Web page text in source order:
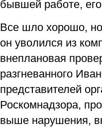
бывшей работе,
Все шло хорошо, но
он уволился из
внеплановая
разгневанного
представителей
Роскомнадзора,
выше нарушения,